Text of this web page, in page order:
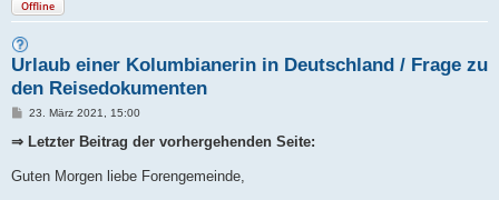
Offline
Urlaub einer Kolumbianerin in Deutschland / Frage zu
den Reisedokumenten
B
a
23. März 2021, 15:00
⇒ Letzter Beitrag der vorhergehenden Seite:
Guten Morgen liebe Forengemeinde,